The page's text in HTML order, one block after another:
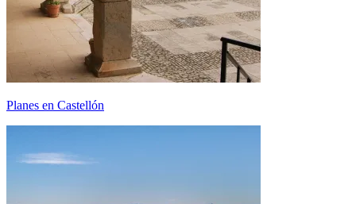
Planes en Castellón